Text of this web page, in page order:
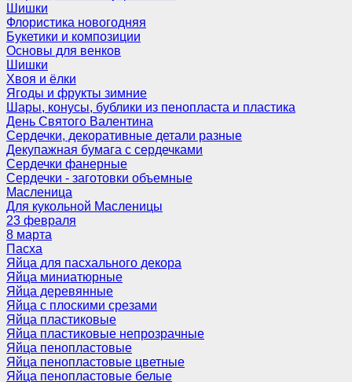
Шишки
Флористика новогодняя
Букетики и композиции
Основы для венков
Шишки
Хвоя и ёлки
Ягоды и фрукты зимние
Шары, конусы, бублики из пенопласта и пластика
День Святого Валентина
Сердечки, декоративные детали разные
Декупажная бумага с сердечками
Сердечки фанерные
Сердечки - заготовки объемные
Масленица
Для кукольной Масленицы
23 февраля
8 марта
Пасха
Яйца для пасхального декора
Яйца миниатюрные
Яйца деревянные
Яйца с плоскими срезами
Яйца пластиковые
Яйца пластиковые непрозрачные
Яйца пенопластовые
Яйца пенопластовые цветные
Яйца пенопластовые белые